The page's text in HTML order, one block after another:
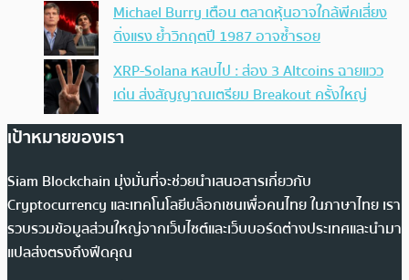
Michael Burry เตือน ตลาดหุ้นอาจใกล้พีคเสี่ยง
ดิ่งแรง ย้ำวิกฤตปี 1987 อาจซ้ำรอย
XRP-Solana หลบไป : ส่อง 3 Altcoins ฉายแวว
เด่น ส่งสัญญาณเตรียม Breakout ครั้งใหญ่
เป้าหมายของเรา
Siam Blockchain มุ่งมั่นที่จะช่วยนำเสนอสารเกี่ยวกับ
Cryptocurrency และเทคโนโลยีบล็อกเชนเพื่อคนไทย ในภาษาไทย เรา
รวบรวมข้อมูลส่วนใหญ่จากเว็บไซต์และเว็บบอร์ดต่างประเทศและนำมา
แปลส่งตรงถึงฟีดคุณ